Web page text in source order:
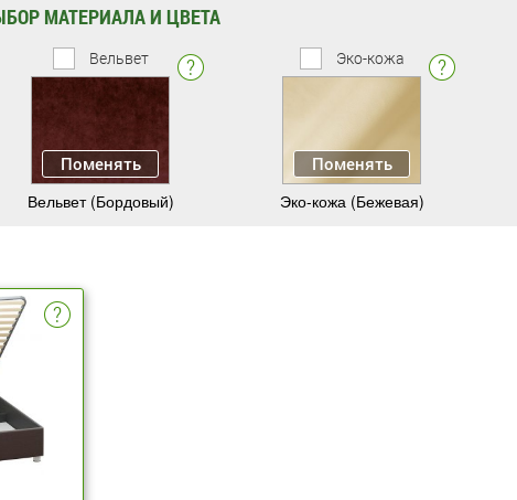
МАТЕРИАЛА И ЦВЕТА
Вельвет
Поменять
Вельвет (Бордовый)
Эко-кожа
Поменять
Эко-кожа (Бежевая)